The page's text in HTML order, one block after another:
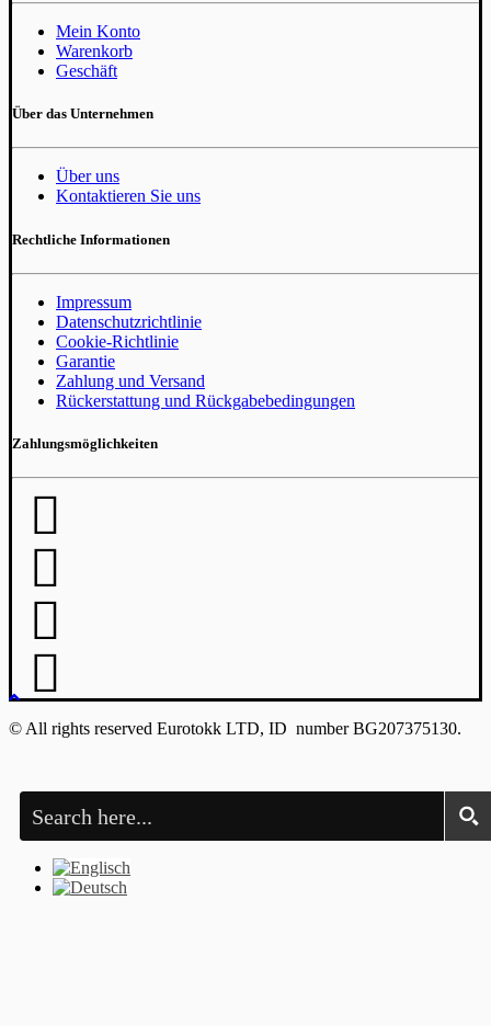
Mein Konto
Warenkorb
Geschäft
Über das Unternehmen
Über uns
Kontaktieren Sie uns
Rechtliche Informationen
Impressum
Datenschutzrichtlinie
Cookie-Richtlinie
Garantie
Zahlung und Versand
Rückerstattung und Rückgabebedingungen
Zahlungsmöglichkeiten
© All rights reserved Eurotokk LTD, ID number BG207375130.